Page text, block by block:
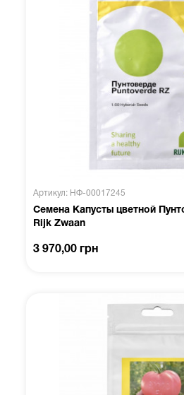
Артикул: НФ-00017245
Семена Капусты цветной
Rijk Zwaan
3 970,00 грн